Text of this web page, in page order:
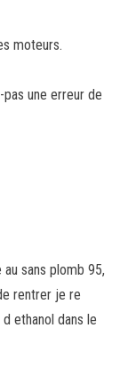
moteurs.
une erreur de
sans plomb 95,
rentrer je re
ethanol dans le